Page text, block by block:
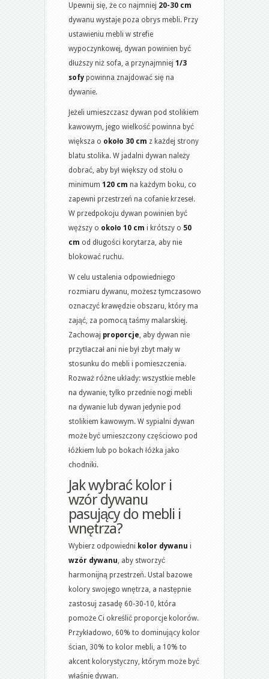
Upewnij się, że co najmniej 20-30 cm
dywanu wystaje poza obrys mebli. Przy
ustawieniu mebli w strefie
wypoczynkowej, dywan powinien być
dłuższy niż sofa, a przynajmniej 1/3
sofy powinna znajdować się na
dywanie.
Jeżeli umieszczasz dywan pod stolikiem
kawowym, jego wielkość powinna być
większa o około 30 cm z każdej strony
blatu stolika. W jadalni dywan należy
dobrać, aby był większy od stołu o
minimum 120 cm na każdym boku, co
zapewni przestrzeń na cofanie krzeseł.
W przedpokoju dywan powinien być
węższy o około 10 cm i krótszy o 50
cm od długości korytarza, aby nie
blokować ruchu.
W celu ustalenia odpowiedniego
rozmiaru dywanu, możesz tymczasowo
oznaczyć krawędzie obszaru, który ma
zająć, za pomocą taśmy malarskiej.
Zachowaj proporcje, aby dywan nie
przytłaczał ani nie był zbyt mały w
stosunku do mebli i pomieszczenia.
Rozważ różne układy: wszystkie meble
na dywanie, tylko przednie nogi mebli
na dywanie lub dywan jedynie pod
stolikiem kawowym. W sypialni dywan
może być umieszczony częściowo pod
łóżkiem lub po bokach łóżka jako
chodniki.
Jak wybrać kolor i
wzór dywanu
pasujący do mebli i
wnętrza?
Wybierz odpowiedni kolor dywanu i
wzór dywanu, aby stworzyć
harmonijną przestrzeń. Ustal bazowe
kolory swojego wnętrza, a następnie
zastosuj zasadę 60-30-10, która
pomoże Ci określić proporcje kolorów.
Przykładowo, 60% to dominujący kolor
ścian, 30% to kolor mebli, a 10% to
akcent kolorystyczny, którym może być
właśnie dywan.